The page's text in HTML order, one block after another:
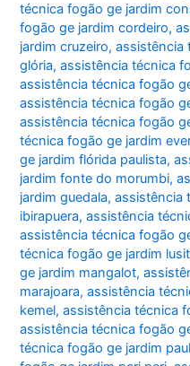
técnica fogão ge jardim
fogão ge jardim cordeiro,
jardim cruzeiro,assistência
glória,assistência técnica
assistência técnica fogão
assistência técnica fogão
assistência técnica fogão
técnica fogão ge jardim
ge jardim flórida paulista,
jardim fonte do morumbi,
jardim guedala,assistência
ibirapuera,assistência
assistência técnica fogão
técnica fogão ge jardim
ge jardim mangalot,
marajoara,assistência
kemel,assistência técnica
assistência técnica fogão
técnica fogão ge jardim